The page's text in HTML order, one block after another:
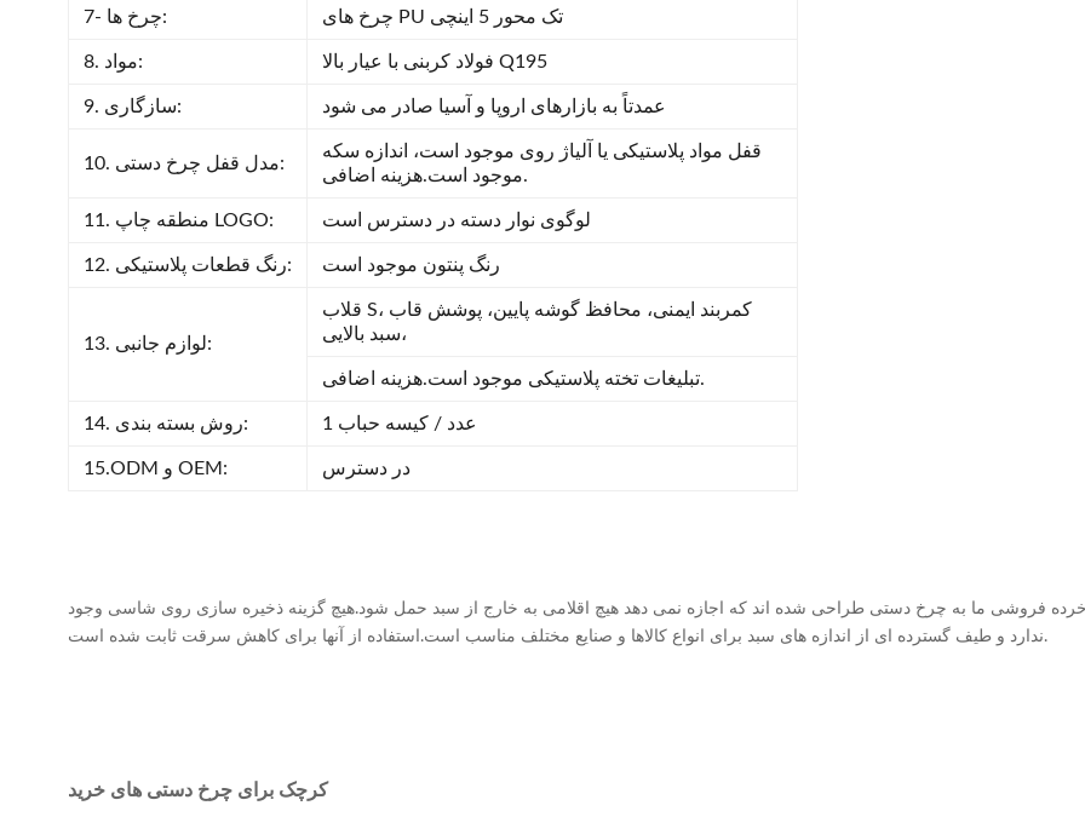
7- چرخ ها: چرخ های PU تک محور 5 اینچی
8. مواد: فولاد کربنی با عیار بالا Q195
9. سازگاری: عمدتاً به بازارهای اروپا و آسیا صادر می شود
10. مدل قفل چرخ دستی:
قفل مواد پلاستیکی یا آلیاژ روی موجود است، اندازه سکه
موجود است.هزینه اضافی.
11. منطقه چاپ LOGO: لوگوی نوار دسته در دسترس است
12. رنگ قطعات پلاستیکی: رنگ پنتون موجود است
13. لوازم جانبی:
قلاب S، کمربند ایمنی، محافظ گوشه پایین، پوشش قاب
سبد بالایی،
تبلیغات تخته پلاستیکی موجود است.هزینه اضافی.
14. روش بسته بندی: 1 عدد / کیسه حباب
15.ODM و OEM: در دسترس
فروشی ما به چرخ دستی طراحی شده اند که اجازه نمی دهد هیچ اقلامی به خارج از سبد حمل شود.هیچ گزینه ذخیره سازی روی شاسی وجود
ندارد و طیف گسترده ای از اندازه های سبد برای انواع کالاها و صنایع مختلف مناسب است.استفاده از آنها برای کاهش سرقت ثابت شده است.
کرچک برای چرخ دستی های خرید